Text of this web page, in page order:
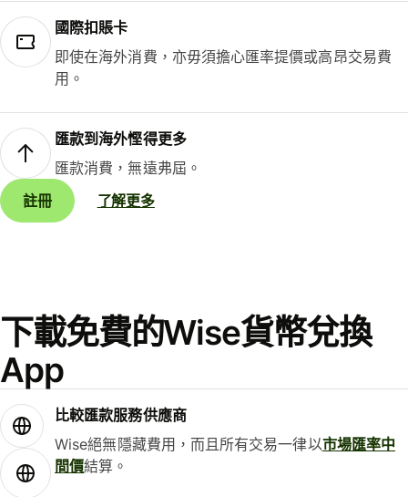
國際扣賬卡
即使在海外消費，亦毋須擔心匯率提價或高昂交易費
用。
匯款到海外慳得更多
匯款消費，無遠弗屆。
註冊
了解更多
下載免費的Wise貨幣兌換
App
比較匯款服務供應商
Wise絕無隱藏費用，而且所有交易一律以市場匯率中
間價結算。